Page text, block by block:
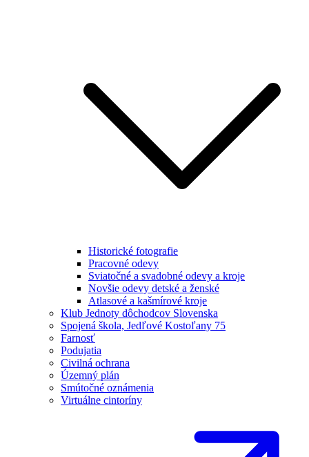
Historické fotografie
Pracovné odevy
Sviatočné a svadobné odevy a kroje
Novšie odevy detské a ženské
Atlasové a kašmírové kroje
Klub Jednoty dôchodcov Slovenska
Spojená škola, Jedľové Kostoľany 75
Farnosť
Podujatia
Civilná ochrana
Územný plán
Smútočné oznámenia
Virtuálne cintoríny